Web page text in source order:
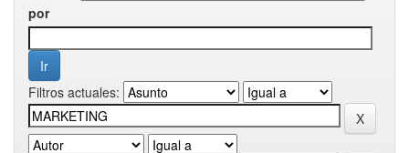
por
Filtros actuales: